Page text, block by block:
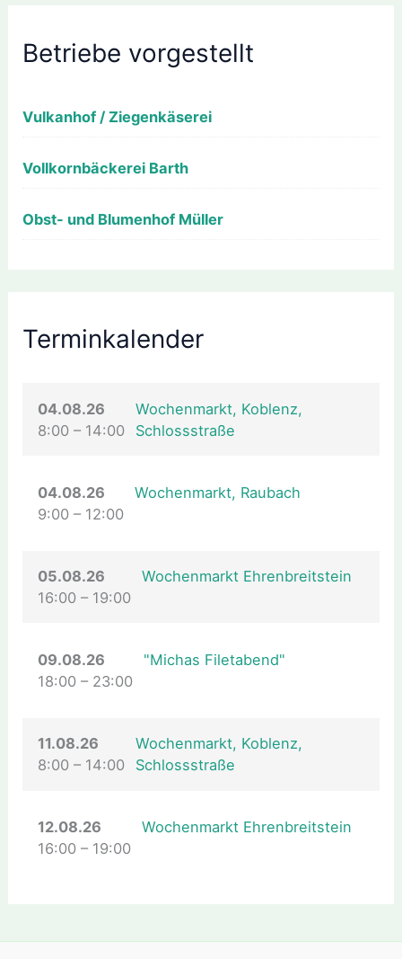
Betriebe vorgestellt
Vulkanhof / Ziegenkäserei
Vollkornbäckerei Barth
Obst- und Blumenhof Müller
Terminkalender
04.08.26
8:00 – 14:00
Wochenmarkt, Koblenz,
Schlossstraße
04.08.26
9:00 – 12:00
Wochenmarkt, Raubach
05.08.26
16:00 – 19:00
Wochenmarkt Ehrenbreitstein
09.08.26
18:00 – 23:00
"Michas Filetabend"
11.08.26
8:00 – 14:00
Wochenmarkt, Koblenz,
Schlossstraße
12.08.26
16:00 – 19:00
Wochenmarkt Ehrenbreitstein